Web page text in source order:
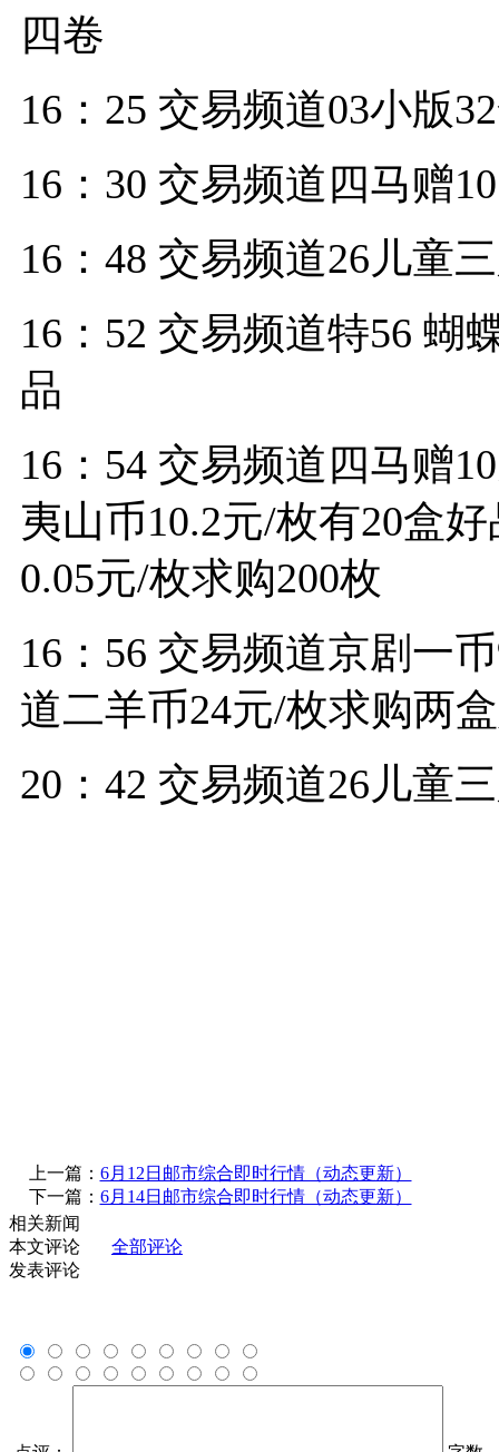
四卷
16：25 交易频道03小版
16：30 交易频道四马赠
16：48 交易频道26儿童
16：52 交易频道特56 蝴
品
16：54 交易频道四马赠
夷山币10.2元/枚有20盒
0.05元/枚求购200枚
16：56 交易频道京剧一
道二羊币24元/枚求购两
20：42 交易频道26儿童
上一篇： 6月12日邮市综合即时行情（动态更新）
下一篇： 6月14日邮市综合即时行情（动态更新）
相关新闻
本文评论
全部评论
发表评论